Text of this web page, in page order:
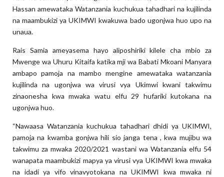
Hassan amewataka Watanzania kuchukua tahadhari na kujilinda
na maambukizi ya UKIMWI kwakuwa bado ugonjwa huo upo na
unaua.
Rais Samia ameyasema hayo aliposhiriki kilele cha mbio za
Mwenge wa Uhuru Kitaifa katika mji wa Babati Mkoani Manyara
ambapo pamoja na mambo mengine amewataka watanzania
kujilinda na ugonjwa wa virusi vya Ukimwi kwani takwimu
zinaonesha kwa mwaka watu elfu 29 hufariki kutokana na
ugonjwa huo.
“Nawaasa Watanzania kuchukua tahadhari dhidi ya UKIMWI,
pamoja na kwamba gonjwa hili sio janga tena , kwa mujibu wa
takwimu za mwaka 2020/2021 wastani wa Watanzania elfu 54
wanapata maambukizi mapya ya virusi vya UKIMWI kwa mwaka
na idadi ya vifo vinavyotokana na UKIMWI kwa mwaka ni